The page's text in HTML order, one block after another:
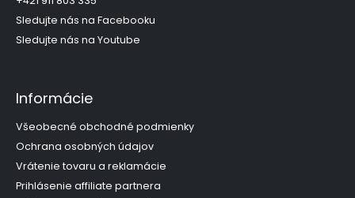
s
Sledujte nás na Facebooku
Sledujte nás na Youtube
Informácie
Všeobecné obchodné podmienky
Ochrana osobných údajov
Vrátenie tovaru a reklamácie
Prihlásenie affiliate partnera